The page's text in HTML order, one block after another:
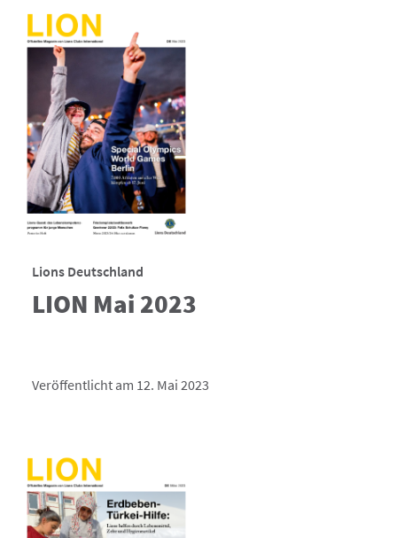
Lions Deutschland
LION Mai 2023
Veröffentlicht am 12. Mai 2023